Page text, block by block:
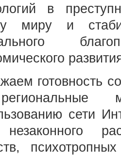
в
миру и
готовность
сети